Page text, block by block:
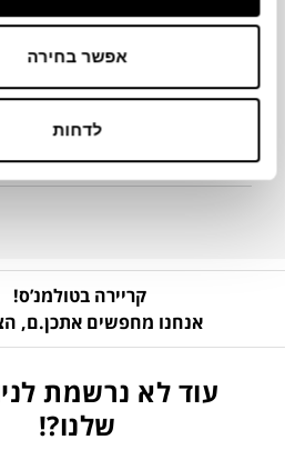
אפשר בחירה
לדחות
מק"ט
פרטים נוספים
מדריך קנייה
קריירה בטולמנ’ס!
אנחנו מחפשים אתכן.ם,
עוד לא נרשמת
שלנו?!